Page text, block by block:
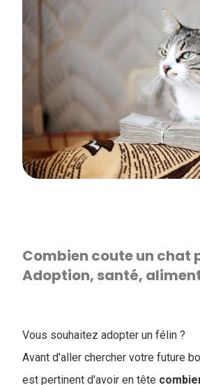
Combien coute un chat
Adoption, santé,
Vous souhaitez adopter un félin ?
Avant d'aller chercher votre future
est pertinent d'avoir en tête